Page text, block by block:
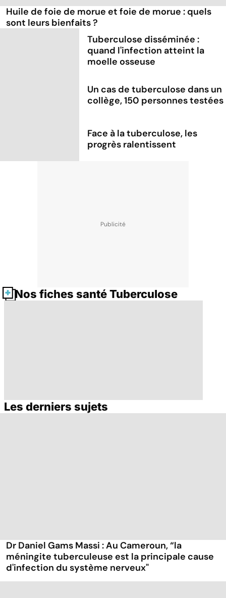
Huile de foie de morue et foie de morue : quels
sont leurs bienfaits ?
Tuberculose disséminée :
quand l'infection atteint la
moelle osseuse
Un cas de tuberculose dans un
collège, 150 personnes testées
Face à la tuberculose, les
progrès ralentissent
Nos fiches santé Tuberculose
La tuberculose
La tuberculose,
Les derniers sujets
Dr Daniel Gams Massi : Au Cameroun, “la
méningite tuberculeuse est la principale cause
d'infection du système nerveux"